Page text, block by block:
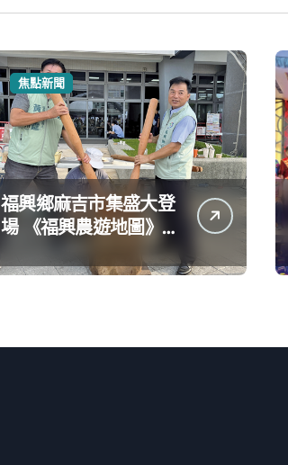
焦點新聞
福興鄉麻吉市集盛大登
場 《福興農遊地圖》啟